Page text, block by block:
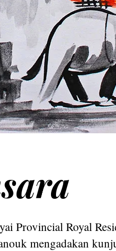
Provincial Royal
mengadakan